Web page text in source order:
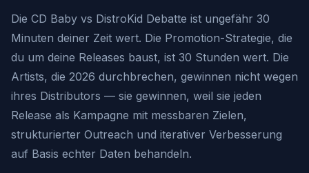
Die CD Baby vs DistroKid Debatte ist ungefähr 30
Minuten deiner Zeit wert. Die Promotion-Strategie, die
du um deine Releases baust, ist 30 Stunden wert. Die
Artists, die 2026 durchbrechen, gewinnen nicht wegen
ihres Distributors — sie gewinnen, weil sie jeden
Release als Kampagne mit messbaren Zielen,
strukturierter Outreach und iterativer Verbesserung
auf Basis echter Daten behandeln.